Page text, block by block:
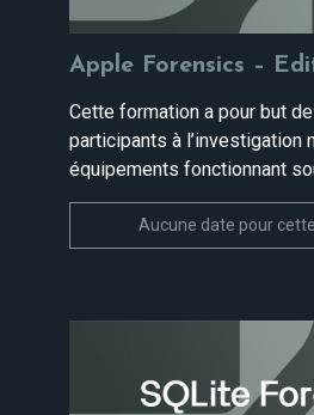
Apple Forensics –
Cette formation a pour but
participants à l’investigation
équipements fonctionnant
Aucune date pour